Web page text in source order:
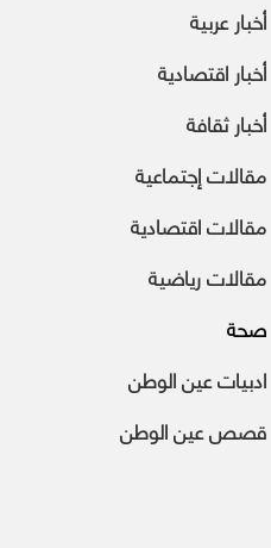
أخبار عربية
أخبار اقتصادية
أخبار ثقافة
مقالات إجتماعية
مقالات اقتصادية
مقالات رياضية
صحة
ادبيات عين الوطن
قصص عين الوطن